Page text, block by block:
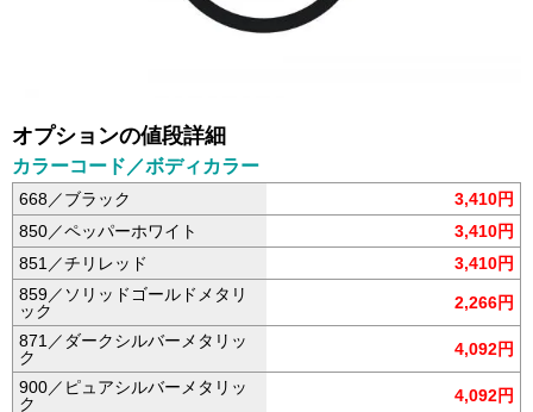
オプションの値段詳細
カラーコード／ボディカラー
668／ブラック
3,410円
850／ペッパーホワイト
3,410円
851／チリレッド
3,410円
859／ソリッドゴールドメタリ
ック
2,266円
871／ダークシルバーメタリッ
ク
4,092円
900／ピュアシルバーメタリッ
ク
4,092円